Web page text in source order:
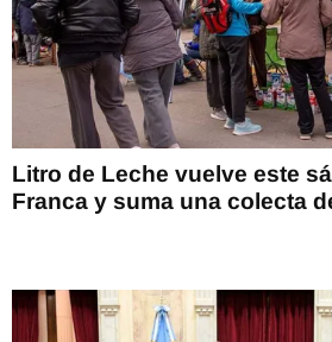
Litro de Leche vuelve este
Franca y suma una colecta